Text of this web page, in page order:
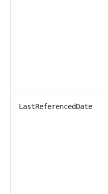
LastReferencedDate